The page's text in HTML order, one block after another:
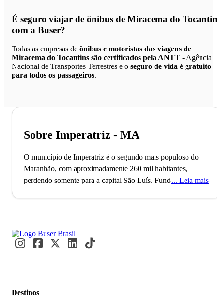
É seguro viajar de ônibus de Miracema do
com a Buser?
Todas as empresas de ônibus e motoristas das viagens de
Miracema do Tocantins são certificados pela ANTT - Agência
Nacional de Transportes Terrestres e o seguro de vida é gratuito
para todos os passageiros.
Sobre Imperatriz - MA
O município de Imperatriz é o segundo mais populoso do
Maranhão, com aproximadamente 260 mil habitantes,
perdendo somente para a capital São Luís. Fundada em
Uma curiosidade sobre a história de Imperatriz é que antes
disso da construção da rodovia, por muitos anos, a cidade
Leia mais
Destinos